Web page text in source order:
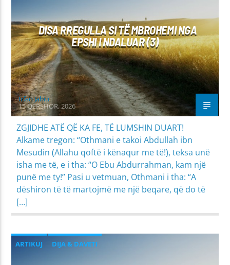
PROBLEME SHPIRTËRORE & SHOQËRORE
DISA RREGULLA SI TË MBROHEMI NGA
EPSHI I NDALUAR (3)
Irfan Jahiu
15 QERSHOR, 2026
ZGJIDHE ATË QË KA FE, TË LUMSHIN DUART!
Alkame tregon: “Othmani e takoi Abdullah ibn
Mesudin (Allahu qoftë i kënaqur me të!), teksa unë
isha me të, e i tha: “O Ebu Abdurrahman, kam një
punë me ty!” Pasi u vetmuan, Othmani i tha: “A
dëshiron të të martojmë me një beqare, që do të
[…]
ARTIKUJ
DIJA & DAVETI